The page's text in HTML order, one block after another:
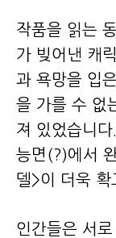
작품을 읽는
가 빚어낸 캐
과 욕망을 입
을 가를 수 없
져 있었습니
능면(?)에서
델>이 더욱 확
인간들은 서